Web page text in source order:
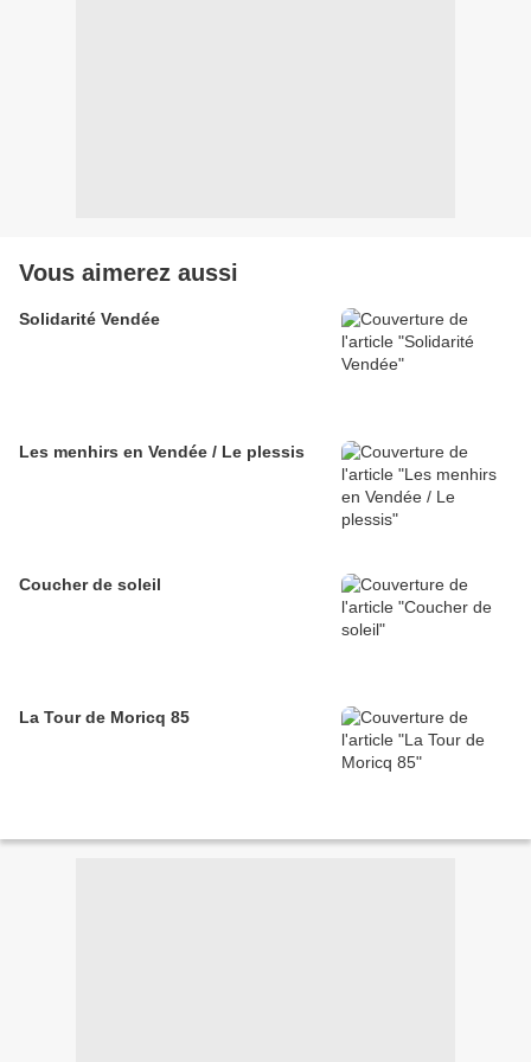
Vous aimerez aussi
Solidarité Vendée
Les menhirs en Vendée / Le plessis
Coucher de soleil
La Tour de Moricq 85